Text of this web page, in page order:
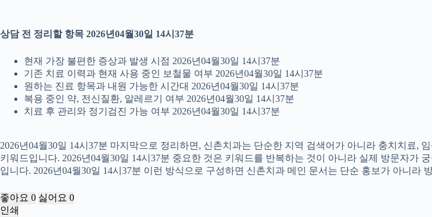
상담 전 정리할 항목 2026년04월30일 14시37분
현재 가장 불편한 증상과 발생 시점 2026년04월30일 14시37분
기존 치료 이력과 현재 사용 중인 보철물 여부 2026년04월30일 14시37분
원하는 진료 항목과 내원 가능한 시간대 2026년04월30일 14시37분
복용 중인 약, 전신질환, 알레르기 여부 2026년04월30일 14시37분
치료 후 관리와 정기검진 가능 여부 2026년04월30일 14시37분
2026년04월30일 14시37분 마지막으로 정리하면, 신촌치과는 단순한 지역 검색어가 아니라 충치치료,
키워드입니다. 2026년04월30일 14시37분 중요한 것은 키워드를 반복하는 것이 아니라 실제 방문자가
입니다. 2026년04월30일 14시37분 이런 방식으로 구성하면 신촌치과 메인 문서는 단순 홍보가 아니라
좋아요 0 싫어요 0
인쇄